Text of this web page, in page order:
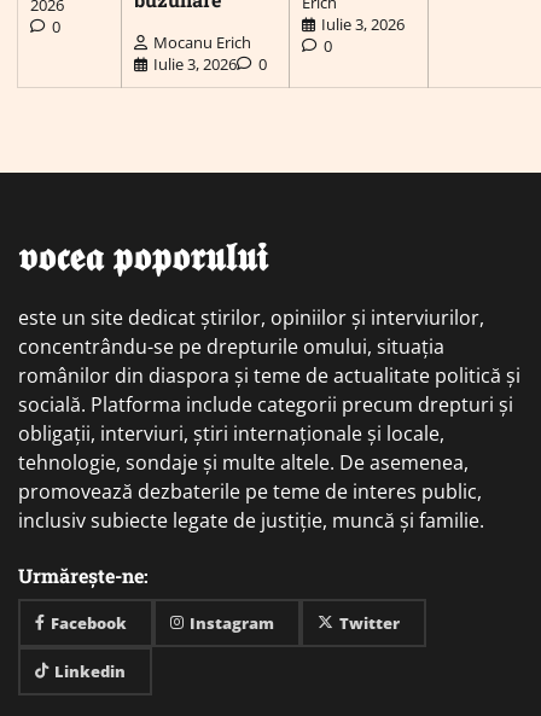
2026
0
Mocanu Erich
Iulie 3, 2026
0
Iulie 3, 2026
0
𝖛𝖔𝖈𝖊𝖆 𝖕𝖔𝖕𝖔𝖗𝖚𝖑𝖚𝖎
este un site dedicat știrilor, opiniilor și interviurilor,
concentrându-se pe drepturile omului, situația
românilor din diaspora și teme de actualitate politică și
socială. Platforma include categorii precum drepturi și
obligații, interviuri, știri internaționale și locale,
tehnologie, sondaje și multe altele. De asemenea,
promovează dezbaterile pe teme de interes public,
inclusiv subiecte legate de justiție, muncă și familie.
Urmărește-ne:
Facebook Instagram Twitter
Linkedin